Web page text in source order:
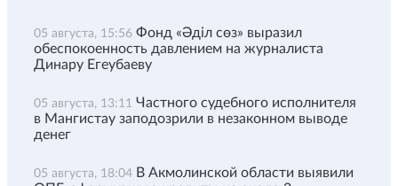
05 августа, 15:56 Фонд «Әділ сөз» выразил
обеспокоенность давлением на журналиста
Динару Егеубаеву
05 августа, 13:11 Частного судебного исполнителя
в Мангистау заподозрили в незаконном выводе
денег
05 августа, 18:04 В Акмолинской области выявили